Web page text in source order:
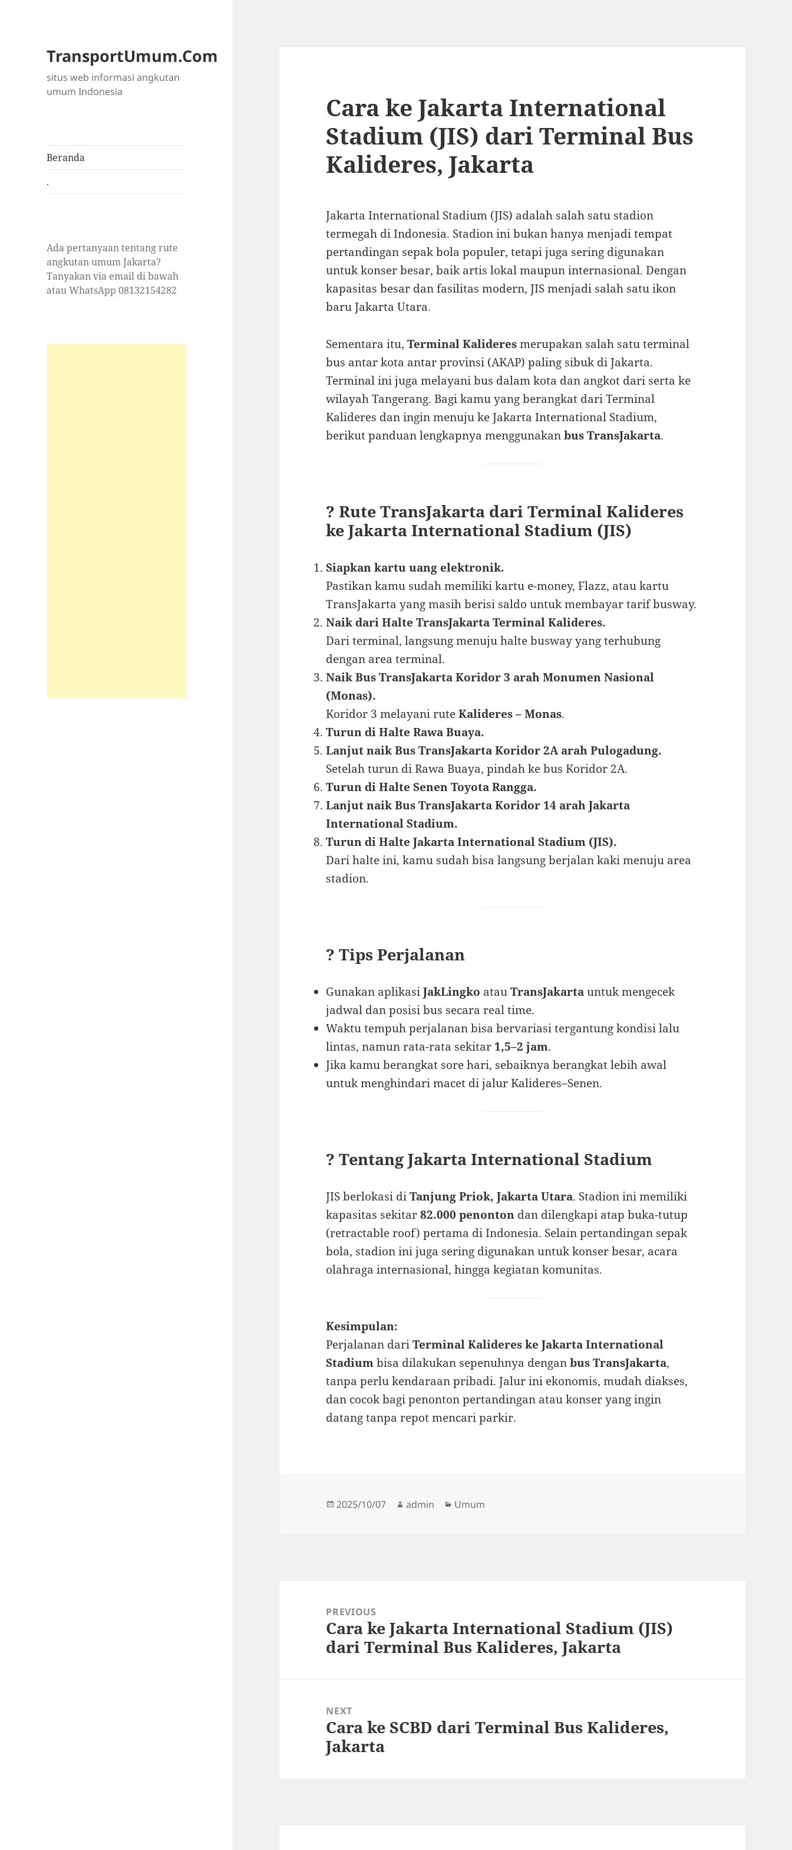
TransportUmum.Com
situs web informasi angkutan
umum Indonesia
Beranda
.
Ada pertanyaan tentang rute
angkutan umum Jakarta?
Tanyakan via email di bawah
atau WhatsApp 08132154282
Cara ke Jakarta International
Stadium (JIS) dari Terminal Bus
Kalideres, Jakarta
Jakarta International Stadium (JIS) adalah salah satu stadion
termegah di Indonesia. Stadion ini bukan hanya menjadi tempat
pertandingan sepak bola populer, tetapi juga sering digunakan
untuk konser besar, baik artis lokal maupun internasional. Dengan
kapasitas besar dan fasilitas modern, JIS menjadi salah satu ikon
baru Jakarta Utara.
Sementara itu,Terminal Kalideresmerupakan salah satu terminal
bus antar kota antar provinsi (AKAP) paling sibuk di Jakarta.
Terminal ini juga melayani bus dalam kota dan angkot dari serta ke
wilayah Tangerang. Bagi kamu yang berangkat dari Terminal
Kalideres dan ingin menuju ke Jakarta International Stadium,
berikut panduan lengkapnya menggunakanbus TransJakarta.
? Rute TransJakarta dari Terminal Kalideres
ke Jakarta International Stadium (JIS)
Siapkan kartu uang elektronik.
Pastikan kamu sudah memiliki kartu e-money, Flazz, atau kartu
TransJakarta yang masih berisi saldo untuk membayar tarif busway.
Naik dari Halte TransJakarta Terminal Kalideres.
Dari terminal, langsung menuju halte busway yang terhubung
dengan area terminal.
Naik Bus TransJakarta Koridor 3 arah Monumen Nasional
(Monas).
Koridor 3 melayani ruteKalideres – Monas.
Turun di Halte Rawa Buaya.
Lanjut naik Bus TransJakarta Koridor 2A arah Pulogadung.
Setelah turun di Rawa Buaya, pindah ke bus Koridor 2A.
Turun di Halte Senen Toyota Rangga.
Lanjut naik Bus TransJakarta Koridor 14 arah Jakarta
International Stadium.
Turun di Halte Jakarta International Stadium (JIS).
Dari halte ini, kamu sudah bisa langsung berjalan kaki menuju area
stadion.
? Tips Perjalanan
Gunakan aplikasiJakLingko atauTransJakartauntuk mengecek
jadwal dan posisi bus secara real time.
Waktu tempuh perjalanan bisa bervariasi tergantung kondisi lalu
lintas, namun rata-rata sekitar 1,5–2 jam.
Jika kamu berangkat sore hari, sebaiknya berangkat lebih awal
untuk menghindari macet di jalur Kalideres–Senen.
? Tentang Jakarta International Stadium
JIS berlokasi diTanjung Priok, Jakarta Utara. Stadion ini memiliki
kapasitas sekitar82.000 penonton dan dilengkapi atap buka-tutup
(retractable roof) pertama di Indonesia. Selain pertandingan sepak
bola, stadion ini juga sering digunakan untuk konser besar, acara
olahraga internasional, hingga kegiatan komunitas.
Kesimpulan:
Perjalanan dariTerminal Kalideres ke Jakarta International
Stadiumbisa dilakukan sepenuhnya denganbus TransJakarta,
tanpa perlu kendaraan pribadi. Jalur ini ekonomis, mudah diakses,
dan cocok bagi penonton pertandingan atau konser yang ingin
datang tanpa repot mencari parkir.
Posted
2025/10/07 Author
admin Categories
Umum
navigationPREVIOUS
Previous
post:
Cara ke Jakarta International Stadium (JIS)
dari Terminal Bus Kalideres, Jakarta
NEXT
Next
post:
Cara ke SCBD dari Terminal Bus Kalideres,
Jakarta